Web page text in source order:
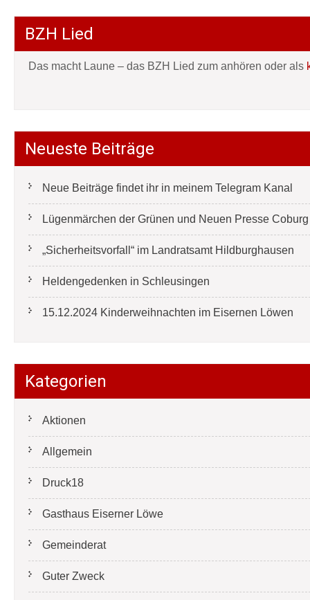
BZH Lied
Das macht Laune – das BZH Lied zum anhören oder als
Neueste Beiträge
Neue Beiträge findet ihr in meinem Telegram Kanal
Lügenmärchen der Grünen und Neuen Presse
„Sicherheitsvorfall“ im Landratsamt Hildburghausen
Heldengedenken in Schleusingen
15.12.2024 Kinderweihnachten im Eisernen Löwen
Kategorien
Aktionen
Allgemein
Druck18
Gasthaus Eiserner Löwe
Gemeinderat
Guter Zweck